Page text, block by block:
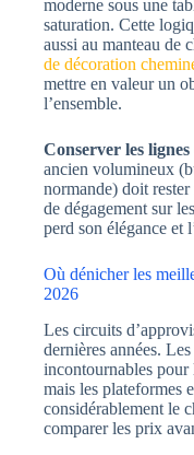
moderne sous une
saturation. Cette
aussi au manteau de
de décoration
mettre en valeur un
l’ensemble.
Conserver les
ancien volumineux
normande) doit
de dégagement sur
perd son élégance et
Où dénicher les
2026
Les circuits
dernières années.
incontournables pour
mais les plateformes
considérablement le
comparer les prix